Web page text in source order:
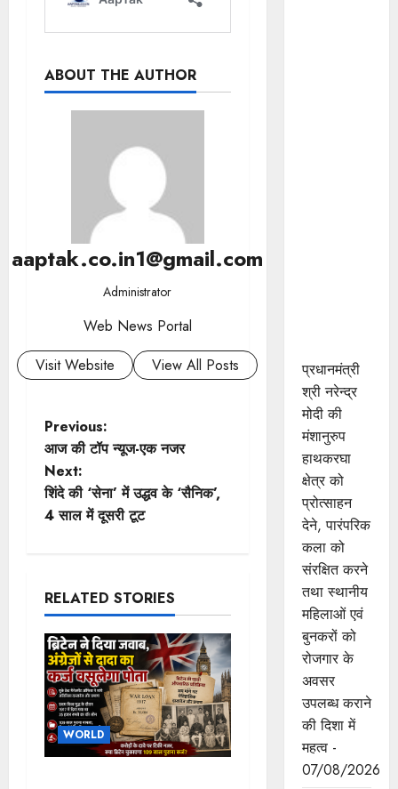
ABOUT THE AUTHOR
aaptak.co.in1@gmail.com
Administrator
Web News Portal
Visit Website
View All Posts
P
o
s
n
a
v
i
g
a
Previous:
आज की टॉप न्यूज-एक नजर
Next:
शिंदे की ‘सेना’ में उद्धव के ‘सैनिक’,
4 साल में दूसरी टूट
RELATED STORIES
WORLD
प्रधानमंत्री
श्री नरेन्‍द्र
मोदी की
मंशानुरुप
हाथकरघा
क्षेत्र को
प्रोत्साहन
देने, पारंपरिक
कला को
संरक्षित करने
तथा स्थानीय
महिलाओं एवं
बुनकरों को
रोजगार के
अवसर
उपलब्ध कराने
की दिशा में
महत्व -
07/08/2026